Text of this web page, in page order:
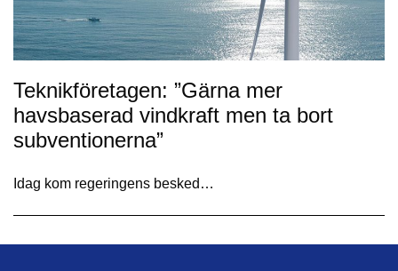
Teknikföretagen: ”Gärna mer
havsbaserad vindkraft men ta bort
subventionerna”
Idag kom regeringens besked…